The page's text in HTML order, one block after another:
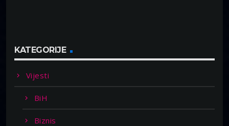
KATEGORIJE
Vijesti
BiH
Biznis